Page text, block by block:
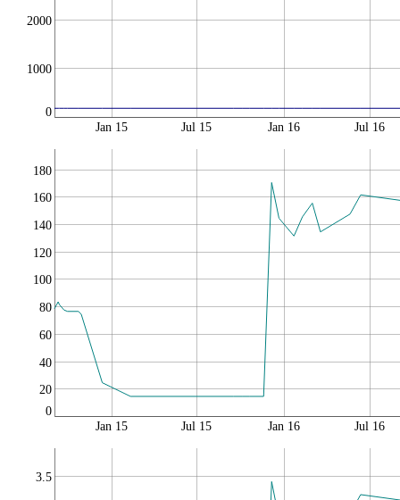
0
1000
2000
Jan 15 Jul 15 Jan 16 Jul 16
0
20
40
60
80
100
120
140
160
180
Jan 15 Jul 15 Jan 16 Jul 16
3.5